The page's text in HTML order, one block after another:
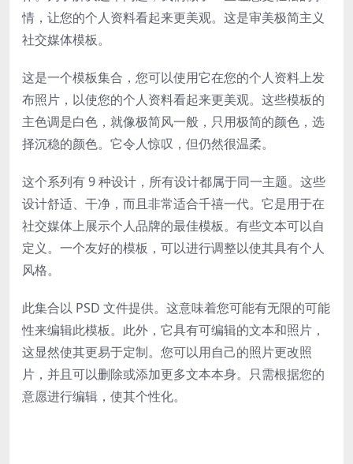
情，让您的个人资料看起来更美观。这是审美极简主义
社交媒体模板。
这是一个模板集合，您可以使用它在您的个人资料上发
布照片，以使您的个人资料看起来更美观。这些模板的
主色调是白色，就像极简风一般，只用极简的颜色，选
择沉稳的颜色。它令人惊叹，但仍然很温柔。
这个系列有 9 种设计，所有设计都属于同一主题。这些
设计舒适、干净，而且非常适合千禧一代。它是用于在
社交媒体上展示个人品牌的最佳模板。有些文本可以自
定义。一个友好的模板，可以进行调整以使其具有个人
风格。
此集合以 PSD 文件提供。这意味着您可能有无限的可能
性来编辑此模板。此外，它具有可编辑的文本和照片，
这显然使其更易于定制。您可以用自己的照片更改照
片，并且可以删除或添加更多文本本身。只需根据您的
意愿进行编辑，使其个性化。